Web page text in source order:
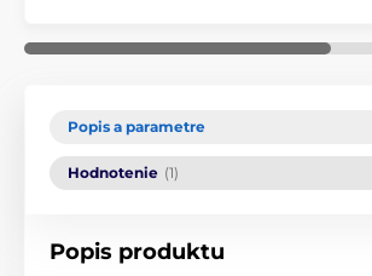
Popis a parametre
Hodnotenie (1)
Popis produktu